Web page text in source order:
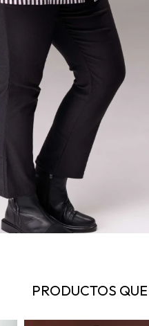
PRODUCTOS